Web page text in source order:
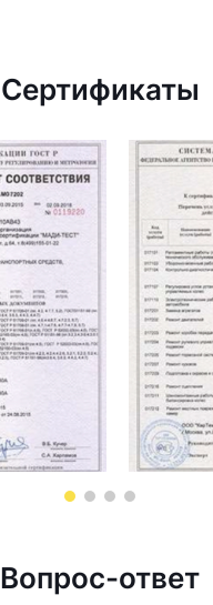
Сертификаты
Вопрос-ответ